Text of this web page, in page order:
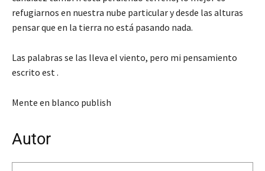
refugiarnos en nuestra nube particular y desde las alturas
pensar que en la tierra no está pasando nada.
Las palabras se las lleva el viento, pero mi pensamiento
escrito est .
Mente en blanco publish
Autor